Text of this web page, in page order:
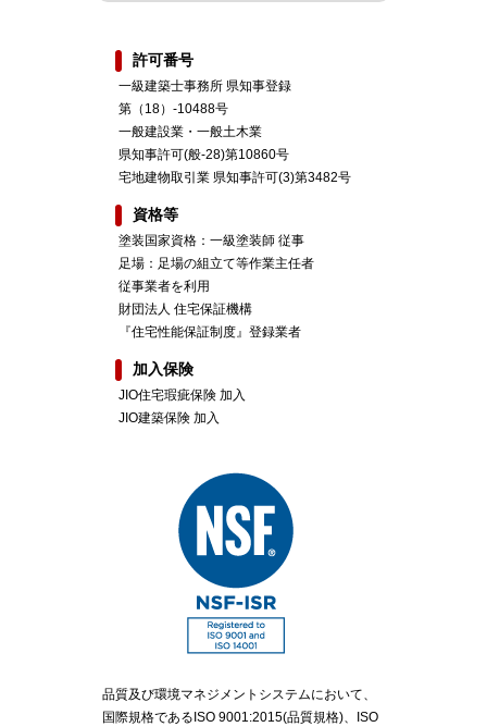
許可番号
一級建築士事務所 県知事登録
第（18）-10488号
一般建設業・一般土木業
県知事許可(般-28)第10860号
宅地建物取引業 県知事許可(3)第3482号
資格等
塗装国家資格：一級塗装師 従事
足場：足場の組立て等作業主任者
従事業者を利用
財団法人 住宅保証機構
『住宅性能保証制度』登録業者
加入保険
JIO住宅瑕疵保険 加入
JIO建築保険 加入
品質及び環境マネジメントシステムにおいて、
国際規格であるISO 9001:2015(品質規格)、ISO